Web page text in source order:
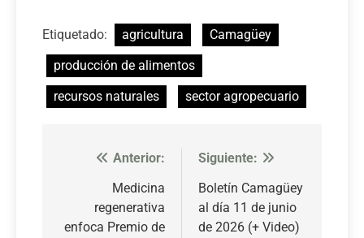
Etiquetado: agricultura
Camagüey
producción de alimentos
recursos naturales
sector agropecuario
Navegación
entradas
Anterior:
Medicina
regenerativa
enfoca Premio de
Siguiente:
Boletín Camagüey
al día 11 de junio
de 2026 (+ Video)